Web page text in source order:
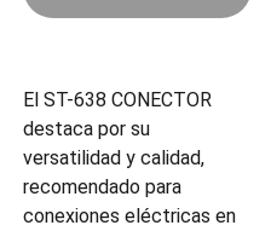
El ST-638 CONECTOR
destaca por su
versatilidad y calidad,
recomendado para
conexiones eléctricas en